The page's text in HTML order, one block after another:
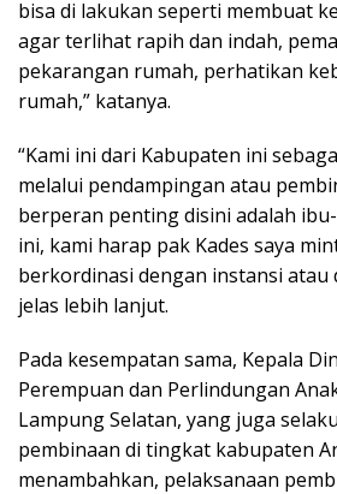
bisa di lakukan seperti membuat
agar terlihat rapih dan indah,
pekarangan rumah, perhatikan
rumah,” katanya.
“Kami ini dari Kabupaten ini
melalui pendampingan atau
berperan penting disini adalah
ini, kami harap pak Kades saya
berkordinasi dengan instansi atau
jelas lebih lanjut.
Pada kesempatan sama, Kepala
Perempuan dan Perlindungan
Lampung Selatan, yang juga
pembinaan di tingkat kabupaten
menambahkan, pelaksanaan